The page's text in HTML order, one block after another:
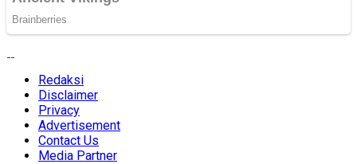
Redaksi
Disclaimer
Privacy
Advertisement
Contact Us
Media Partner